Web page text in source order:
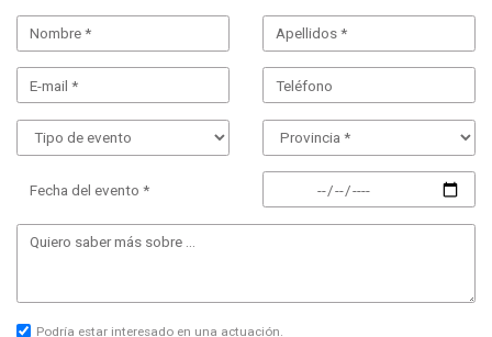
Fecha del evento *
Podría estar interesado en una actuación.